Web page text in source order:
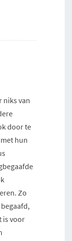
niks van
door te
hun
Zo
begaafd,
is voor